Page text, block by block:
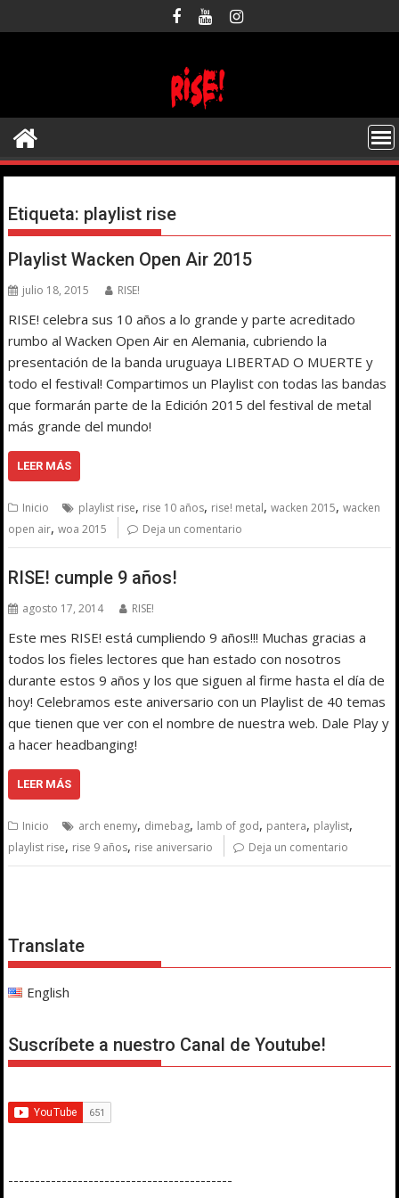
al
Etiqueta: playlist rise
Playlist Wacken Open Air 2015
julio 18, 2015 RISE!
RISE! celebra sus 10 años a lo grande y parte acreditado
rumbo al Wacken Open Air en Alemania, cubriendo la
presentación de la banda uruguaya LIBERTAD O MUERTE y
todo el festival! Compartimos un Playlist con todas las bandas
que formarán parte de la Edición 2015 del festival de metal
más grande del mundo!
LEER MÁS
Inicio playlist rise, rise 10 años, rise! metal,wacken 2015,wacken
open air,woa 2015 Deja un comentario
RISE! cumple 9 años!
agosto 17, 2014 RISE!
Este mes RISE! está cumpliendo 9 años!!! Muchas gracias a
todos los fieles lectores que han estado con nosotros
durante estos 9 años y los que siguen al firme hasta el día de
hoy! Celebramos este aniversario con un Playlist de 40 temas
que tienen que ver con el nombre de nuestra web. Dale Play y
a hacer headbanging!
LEER MÁS
Inicio arch enemy, dimebag, lamb of god, pantera, playlist,
playlist rise, rise 9 años, rise aniversario Deja un comentario
Translate
English
Suscríbete a nuestro Canal de Youtube!
------------------------------------------